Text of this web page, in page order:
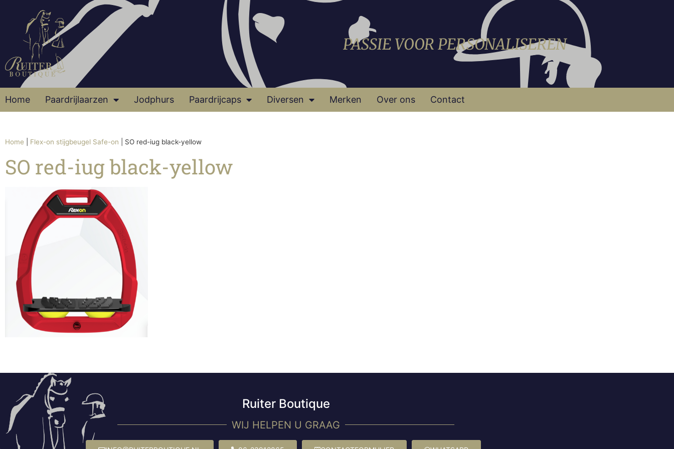
PASSIE VOOR PERSONALISEREN
Home Paardrijlaarzen Jodphurs Paardrijcaps Diversen Merken Over ons Contact
Home Flex-on stijgbeugel Safe-on SO red-iug black-yellow
SO red-iug black-yellow
Ruiter Boutique
WIJ HELPEN U GRAAG